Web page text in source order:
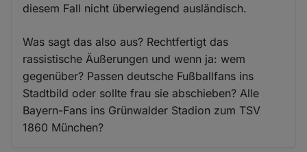
diesem Fall nicht überwiegend ausländisch.
Was sagt das also aus? Rechtfertigt das
rassistische Äußerungen und wenn ja: wem
gegenüber? Passen deutsche Fußballfans ins
Stadtbild oder sollte frau sie abschieben? Alle
Bayern-Fans ins Grünwalder Stadion zum TSV
1860 München?